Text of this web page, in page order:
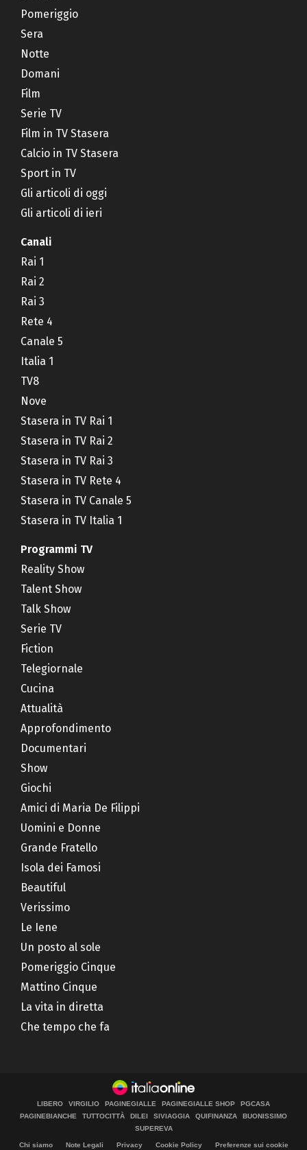
Pomeriggio
Sera
Notte
Domani
Film
Serie TV
Film in TV Stasera
Calcio in TV Stasera
Sport in TV
Gli articoli di oggi
Gli articoli di ieri
Canali
Rai 1
Rai 2
Rai 3
Rete 4
Canale 5
Italia 1
TV8
Nove
Stasera in TV Rai 1
Stasera in TV Rai 2
Stasera in TV Rai 3
Stasera in TV Rete 4
Stasera in TV Canale 5
Stasera in TV Italia 1
Programmi TV
Reality Show
Talent Show
Talk Show
Serie TV
Fiction
Telegiornale
Cucina
Attualità
Approfondimento
Documentari
Show
Giochi
Amici di Maria De Filippi
Uomini e Donne
Grande Fratello
Isola dei Famosi
Beautiful
Verissimo
Le Iene
Un posto al sole
Pomeriggio Cinque
Mattino Cinque
La vita in diretta
Che tempo che fa
LIBERO VIRGILIO PAGINEGIALLE PAGINEGIALLE SHOP
PGCASA
PAGINEBIANCHE
TUTTOCITTÀ DILEI SIVIAGGIA QUIFINANZA
BUONISSIMO
SUPEREVA
Chi siamo Note Legali Privacy Cookie Policy Preferenze sui cookie